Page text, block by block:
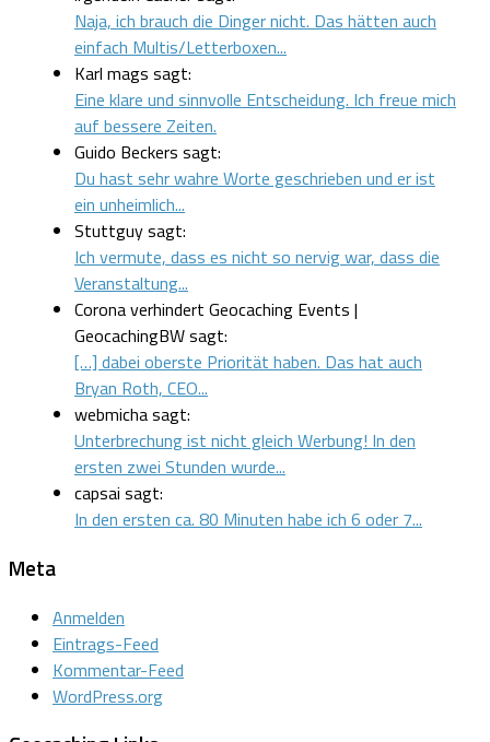
Naja, ich brauch die Dinger nicht. Das hätten auch
einfach Multis/Letterboxen...
Karl mags sagt:
Eine klare und sinnvolle Entscheidung. Ich freue mich
auf bessere Zeiten.
Guido Beckers sagt:
Du hast sehr wahre Worte geschrieben und er ist
ein unheimlich...
Stuttguy sagt:
Ich vermute, dass es nicht so nervig war, dass die
Veranstaltung...
Corona verhindert Geocaching Events |
GeocachingBW sagt:
[…] dabei oberste Priorität haben. Das hat auch
Bryan Roth, CEO...
webmicha sagt:
Unterbrechung ist nicht gleich Werbung! In den
ersten zwei Stunden wurde...
capsai sagt:
In den ersten ca. 80 Minuten habe ich 6 oder 7...
Meta
Anmelden
Eintrags-Feed
Kommentar-Feed
WordPress.org